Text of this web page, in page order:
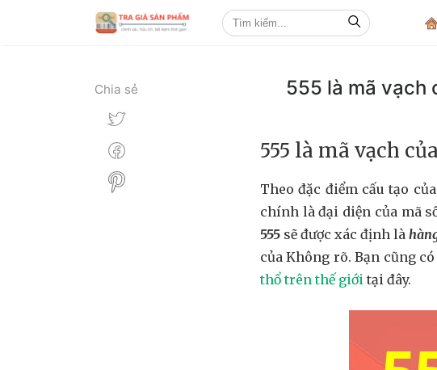
Chia sẻ 555 là mã vạch
555 là mã vạch
Theo đặc điểm cấu tạo
chính là đại diện của mã
555 sẽ được xác định là
của Không rõ. Bạn cũng
thổ trên thế giới tại đây.